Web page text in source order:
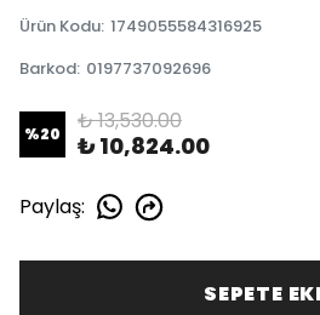
Ürün Kodu: 1749055584316925
Barkod: 0197737092696
%20 ₺ 13,530.00
₺ 10,824.00
Paylaş:
SEPETE